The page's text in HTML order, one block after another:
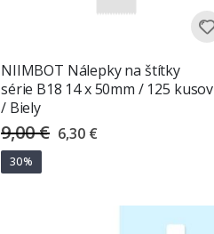
NIIMBOT Nálepky na štítky
série B18 14 x 50mm / 125 kusov
/ Biely
9,00 € Special
Price
6,30 €
30%